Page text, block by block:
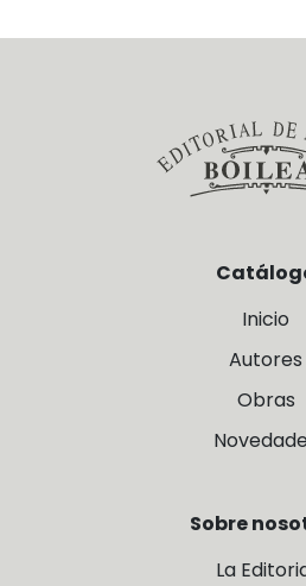
Inicio
Autores
Obras
Sobre
La